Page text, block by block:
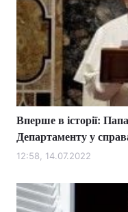
Вперше в історії:
Департаменту у
12:58, 14.07.2022